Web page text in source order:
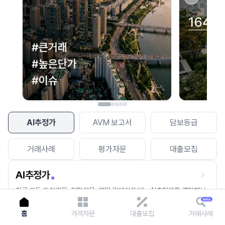
AI추정가 AVM 보고서 담보등급
거래사례 평가자문 대출모집
AI추정가
전국 모든 토지건물, 집합건물, 매월 업데이트되는 AI추정가를 경험해보
세요.
이용에 불편을 드려 죄송합니다.
다시 시도
홈 가격자문 대출모집 거래사례